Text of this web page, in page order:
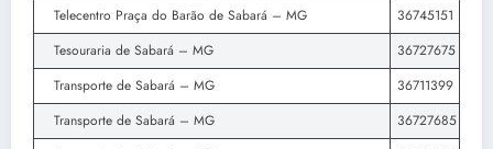
Telecentro Praça do Barão de Sabará – MG
36745151
Tesouraria de Sabará – MG
36727675
Transporte de Sabará – MG
36711399
Transporte de Sabará – MG
36727685